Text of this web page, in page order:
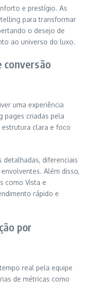
e prestígio. As
para transformar
o desejo de
ao universo do luxo.
conversão
uma experiência
pages criadas pela
estrutura clara e foco
detalhadas, diferenciais
Além disso,
como Vista e
rápido e
por
real pela equipe
de métricas como